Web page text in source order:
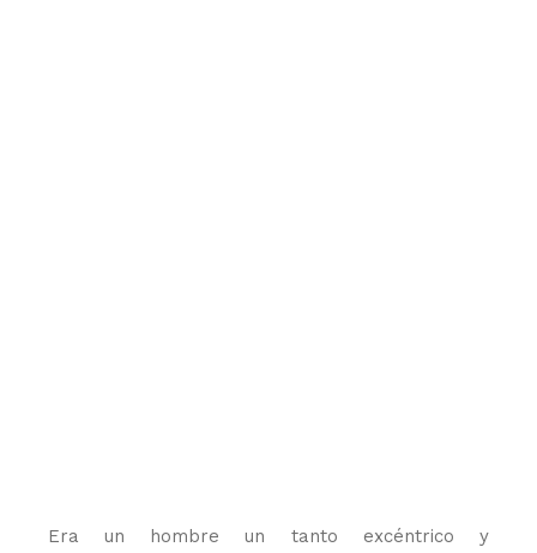
Era un hombre un tanto excéntrico y